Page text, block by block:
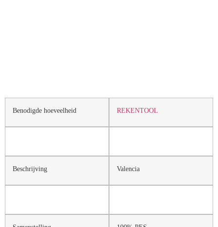
Benodigde hoeveelheid REKENTOOL
Beschrijving Valencia